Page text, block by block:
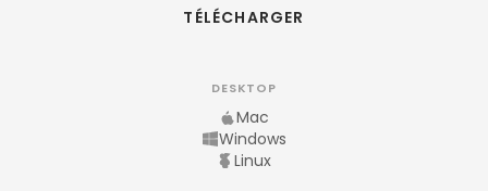
TÉLÉCHARGER
DESKTOP
Mac
Windows
Linux